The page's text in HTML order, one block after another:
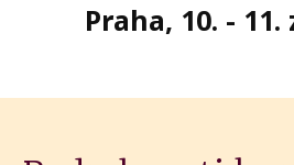
Praha, 10. - 11.